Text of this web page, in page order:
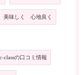
美味しく 心地良く
の口コミ情報